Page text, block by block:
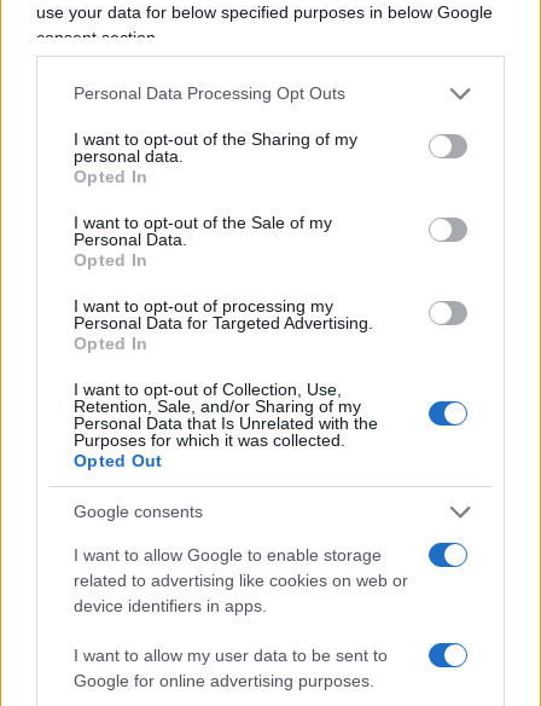
use your data for below specified purposes in below Google
consent section.
Personal Data Processing Opt Outs
I want to opt-out of the Sharing of my
personal data.
Opted In
I want to opt-out of the Sale of my
Personal Data.
Opted In
I want to opt-out of processing my
Personal Data for Targeted Advertising.
Opted In
I want to opt-out of Collection, Use,
Retention, Sale, and/or Sharing of my
Personal Data that Is Unrelated with the
Purposes for which it was collected.
Opted Out
Google consents
I want to allow Google to enable storage
related to advertising like cookies on web or
device identifiers in apps.
I want to allow my user data to be sent to
Google for online advertising purposes.
Rassegna stampa quotidiana
Il campeggio dei comunisti:
tutti in vacanza, ma sempre
con falce e martello
Canne, pastasciutta antifà e indottrinamento: la
comunismo con i soldi degli altri
Max Del Papa
9 Agosto 2026, 8:52